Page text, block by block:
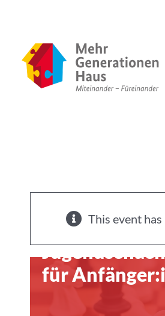
springen
This event has
für